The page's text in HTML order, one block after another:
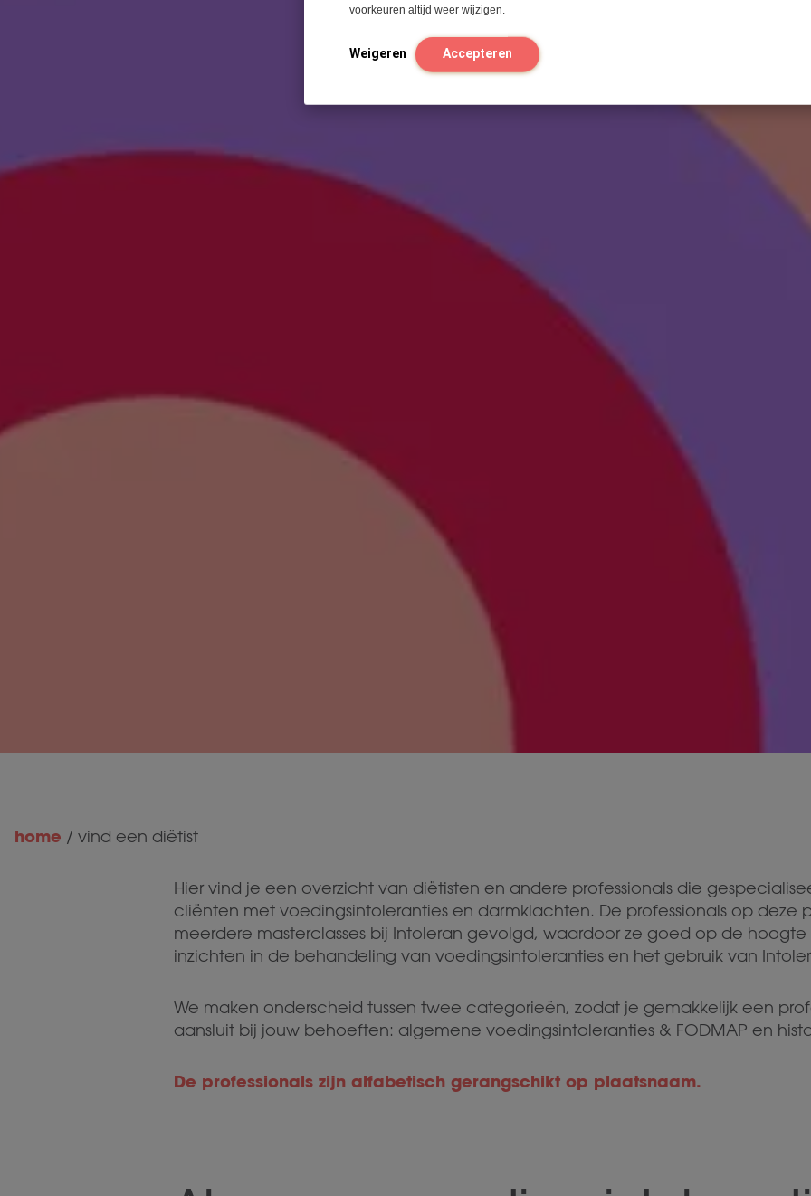
voorkeuren altijd weer wijzigen.
Weigeren Accepteren
home / vind een diëtist
Hier vind je een overzicht van diëtisten en andere professionals die
cliënten met voedingsintoleranties en darmklachten. De professionals op deze
meerdere masterclasses bij Intoleran gevolgd, waardoor ze goed op de hoogte
inzichten in de behandeling van voedingsintoleranties en het gebruik van
We maken onderscheid tussen twee categorieën, zodat je gemakkelijk een
aansluit bij jouw behoeften: algemene voedingsintoleranties & FODMAP en
De professionals zijn alfabetisch gerangschikt op plaatsnaam.